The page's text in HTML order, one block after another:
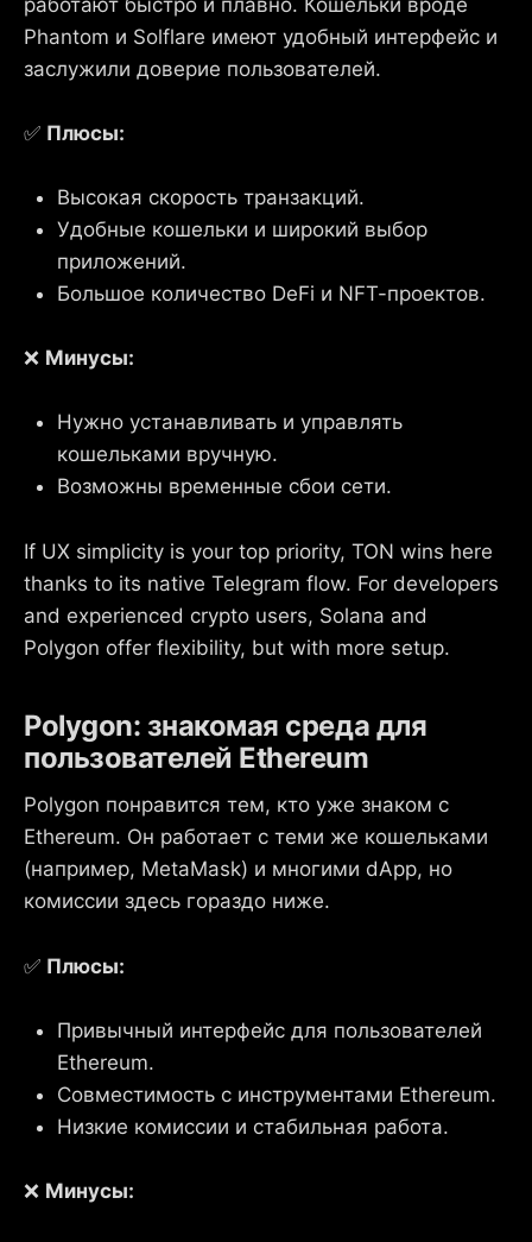
Phantom и Solflare имеют удобный интерфейс и
заслужили доверие пользователей.
✅ Плюсы:
Высокая скорость транзакций.
Удобные кошельки и широкий выбор
приложений.
Большое количество DeFi и NFT-проектов.
❌ Минусы:
Нужно устанавливать и управлять
кошельками вручную.
Возможны временные сбои сети.
If UX simplicity is your top priority, TON wins here
thanks to its native Telegram flow. For developers
and experienced crypto users, Solana and
Polygon offer flexibility, but with more setup.
Polygon: знакомая среда для
пользователей Ethereum
Polygon понравится тем, кто уже знаком с
Ethereum. Он работает с теми же кошельками
(например, MetaMask) и многими dApp, но
комиссии здесь гораздо ниже.
✅ Плюсы:
Привычный интерфейс для пользователей
Ethereum.
Совместимость с инструментами Ethereum.
Низкие комиссии и стабильная работа.
❌ Минусы: